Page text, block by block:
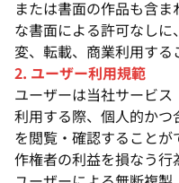
または書面の作品も含
な書面による許可なし
変、転載、商業利用する
2. ユーザー利用規範
ユーザーは当社サービ
利用する際、個人的か
を閲覧・確認すること
作権者の利益を損なう行